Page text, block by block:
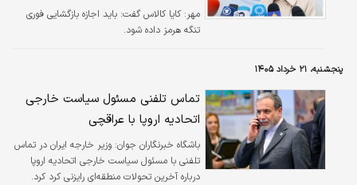
مهر: کایا کالاس گفت: باید اجازه بازگشایی فوری
تنگه هرمز داده شود.
پنجشنبه، ۲۱ خرداد ۱۴۰۵
تماس تلفنی مسئول سیاست خارجی
اتحادیه اروپا با عراقچی
باشگاه خبرنگاران جوان: وزیر خارجه ایران در تماس
تلفنی با مسئول سیاست خارجی اتحادیه اروپا
درباره آخرین تحولات منطقه‌ای رایزنی کرد کرد.